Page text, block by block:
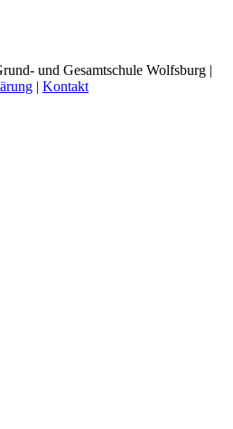
und Gesamtschule Wolfsburg |
| Kontakt